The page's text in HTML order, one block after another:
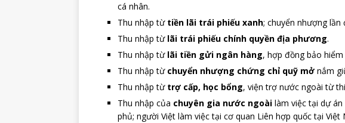
cá nhân.
Thu nhập từ tiền lãi trái phiếu xanh; chuyển nhượng lần
Thu nhập từ lãi trái phiếu chính quyền địa phương.
Thu nhập từ lãi tiền gửi ngân hàng, hợp đồng bảo hiểm
Thu nhập từ chuyển nhượng chứng chỉ quỹ mở nắm
Thu nhập từ trợ cấp, học bổng, viện trợ nước ngoài từ
Thu nhập của chuyên gia nước ngoài làm việc tại dự
phủ; người Việt làm việc tại cơ quan Liên hợp quốc tại